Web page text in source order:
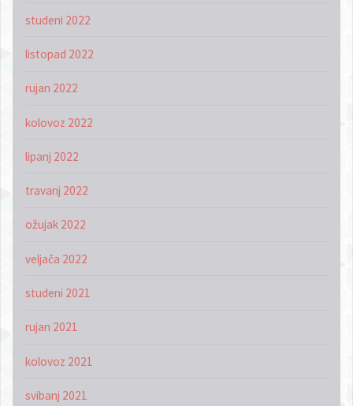
studeni 2022
listopad 2022
rujan 2022
kolovoz 2022
lipanj 2022
travanj 2022
ožujak 2022
veljača 2022
studeni 2021
rujan 2021
kolovoz 2021
svibanj 2021